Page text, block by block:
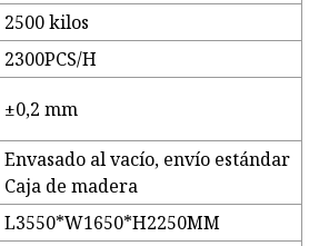
2500 kilos
2300PCS/H
±0,2 mm
Envasado al vacío, envío estándar
Caja de madera
L3550*W1650*H2250MM